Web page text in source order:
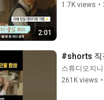
2:01
1.7K views •
#shorts 직
스튜디오지니
261K views •